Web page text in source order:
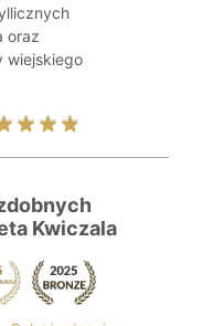
oraz
wiejskiego
Kwiczala